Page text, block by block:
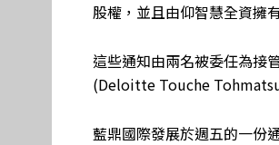
股權，並且由仰智慧全資擁
這些通知由兩名被委任為接
(Deloitte Touche
藍鼎國際發展於週五的一份